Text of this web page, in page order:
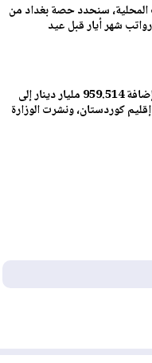
المحلية، سنحدد حصة بغداد من
شهر أيار قبل عيد
وكانت وزارة مالية واقتصاد إقليم كوردستان قد أعلنت في (13 أيار 2025) عن إضافة 959.514 مليار دينار إلى
كوردستان، ونشرت الوزارة